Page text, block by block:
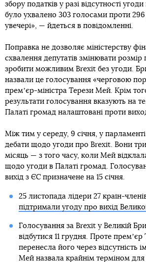
збору податків у разі відсутності
було ухвалено 303 голосами проти 296
увечері», — йдеться в повідомленні.
Поправка не дозволяє міністерству
схвалення депутатів змінювати розмір
зробити можливим Brexit без угоди.
назвали це голосування «черговою
премʼєр-міністра Терези Мей. Крім
результати голосування вказують на
Палаті громад налаштовані проти
Між тим у середу, 9 січня, у
дебати щодо угоди про Brexit. Вони
місяць — з того часу, коли Мей
щодо угоди в Палаті громад.
вихід з ЄС призначене на 15 січня.
25 листопада лідери 27 країн-
підтримали угоду про вихід
Голосування за Brexit у Великій
відбутися 11 грудня. Проте
перенесла його через відсутність
Мей назвала крайнім терміном для